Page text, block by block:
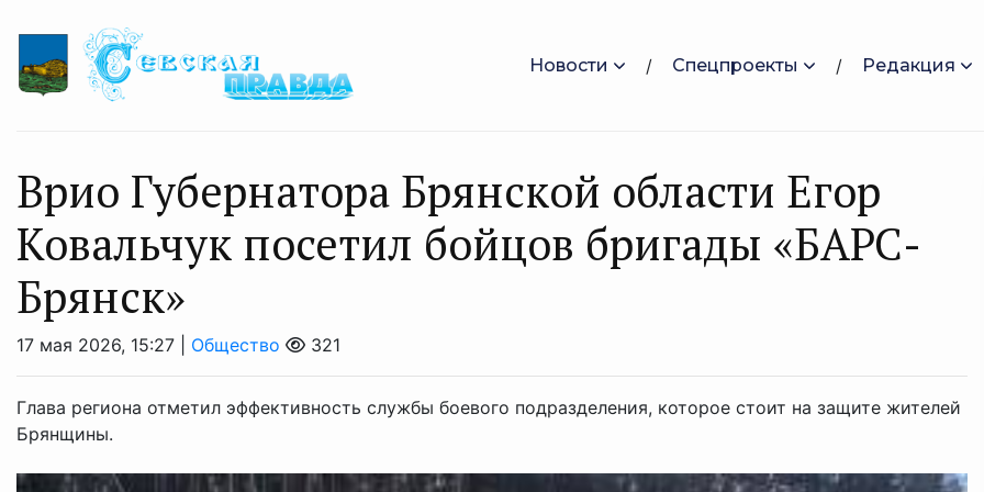
Новости Спецпроекты Редакция
Врио Губернатора Брянской области Егор
Ковальчук посетил бойцов бригады «БАРС-
Брянск»
17 мая 2026, 15:27 | Общество 321
Глава региона отметил эффективность службы боевого подразделения, которое стоит на защите жителей
Брянщины.